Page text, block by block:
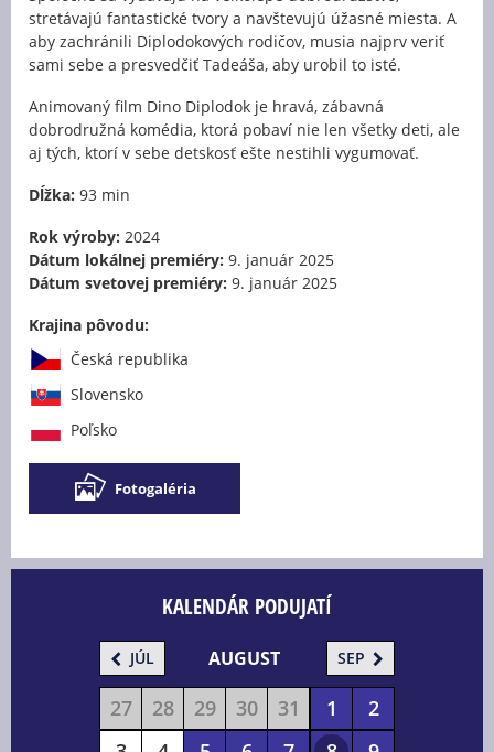
stretávajú fantastické tvory a navštevujú úžasné miesta. A
aby zachránili Diplodokových rodičov, musia najprv veriť
sami sebe a presvedčiť Tadeáša, aby urobil to isté.
Animovaný film Dino Diplodok je hravá, zábavná
dobrodružná komédia, ktorá pobaví nie len všetky deti, ale
aj tých, ktorí v sebe detskosť ešte nestihli vygumovať.
Dĺžka: 93 min
Rok výroby: 2024
Dátum lokálnej premiéry: 9. január 2025
Dátum svetovej premiéry: 9. január 2025
Krajina pôvodu:
Česká republika
Slovensko
Poľsko
Fotogaléria
KALENDÁR PODUJATÍ
JÚL AUGUST SEP
27 28 29 30 31 1
2